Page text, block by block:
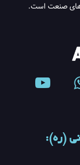
صنعت است.
(ره):